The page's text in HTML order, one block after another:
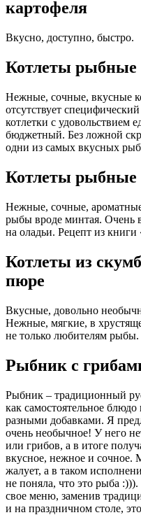
картофеля
Вкусно, доступно, быстро.
Котлеты рыбные
Нежные, сочные, вкусные
отсутствует
котлетки с удовольствием
бюджетный. Без ложной
одни из самых вкусных
Котлеты рыбные
Нежные, сочные,
рыбы вроде минтая. Очень
на оладьи. Рецепт из
Котлеты из
пюре
Вкусные, довольно
Нежные, мягкие, в
не только любителям рыбы.
Рыбник с
Рыбник – традиционный
как самостоятельное
разными добавками. Я
очень необычное! У него
или грибов, а в итоге
вкусное, нежное и сочное.
жалует, а в таком
не поняла, что это рыба
свое меню, заменив
и на праздничном столе,